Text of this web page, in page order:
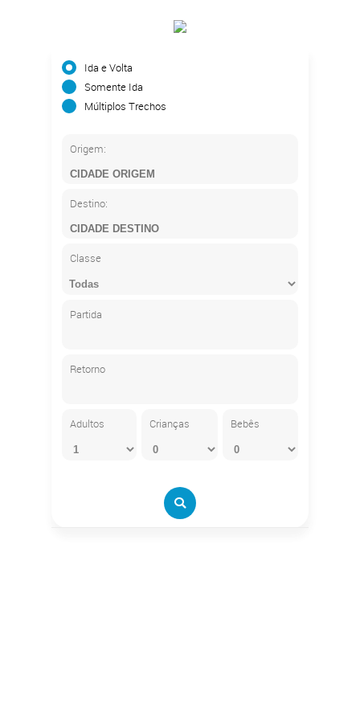
Ida e Volta
Somente Ida
Múltiplos Trechos
Origem:
Destino:
Classe
Partida
Retorno
Adultos Crianças Bebês